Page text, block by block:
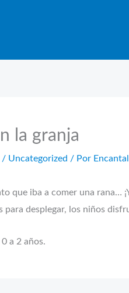
la granja
/ Uncategorized / Por
que iba a comer una rana…
para desplegar, los niños
a 2 años.